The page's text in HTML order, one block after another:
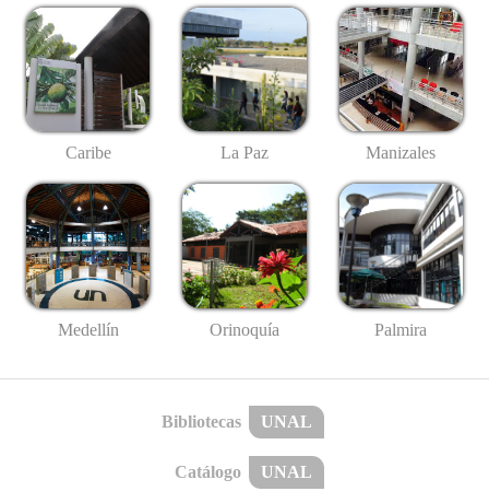
Caribe La Paz Manizales
Medellín Orinoquía Palmira
Bibliotecas UNAL
Catálogo UNAL